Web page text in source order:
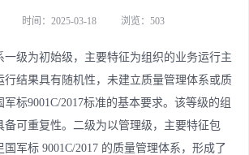
专家观点，助力流程更高效
时间：2025-03-18 浏览：503
一级为初始级，主要特征为组织的业务运行主
行结果具有随机性，未建立质量管理体系或质
标9001C/2017标准的基本要求。该等级的组
备可重复性。二级为以管理级，主要特征包
军标 9001C/2017 的质量管理体系，形成了